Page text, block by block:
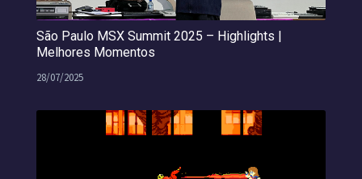
São Paulo MSX Summit 2025 – Highlights |
Melhores Momentos
28/07/2025